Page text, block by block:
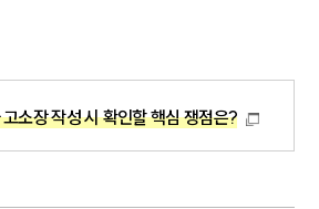
소장 작성 시 확인할 핵심 쟁점은?